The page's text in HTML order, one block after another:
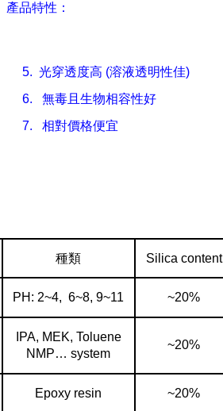
產品特性：
5. 光穿透度高 (溶液透明性佳)
6.
無毒且生物相容性好
7.
相對價格便宜
種類 Silica content
PH: 2~4, 6~8, 9~11 ~20%
IPA, MEK, Toluene
NMP… system
~20%
Epoxy resin ~20%